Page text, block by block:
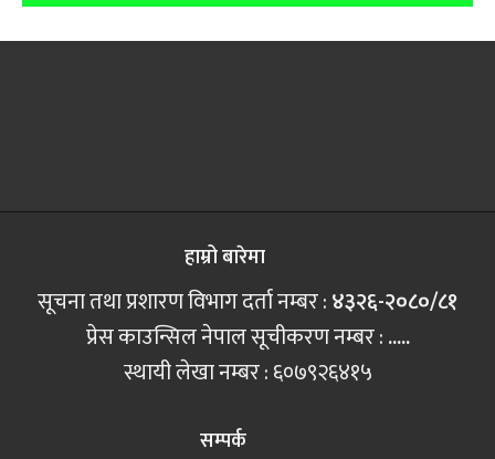
हाम्रो बारेमा
सूचना तथा प्रशारण विभाग दर्ता नम्बर :४३२६-२०८०/८१
प्रेस काउन्सिल नेपाल सूचीकरण नम्बर :.....
स्थायी लेखा नम्बर : ६०७९२६४१५
सम्पर्क